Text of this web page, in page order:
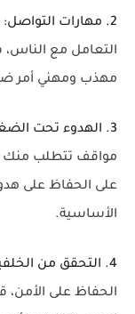
2. مهارات التواصل:
التعامل مع الناس،
مهذب ومهني أمر
3. الهدوء تحت الضغط:
مواقف تتطلب منك
على الحفاظ على
الأساسية.
4. التحقق من الخلفية:
الحفاظ على الأمن،